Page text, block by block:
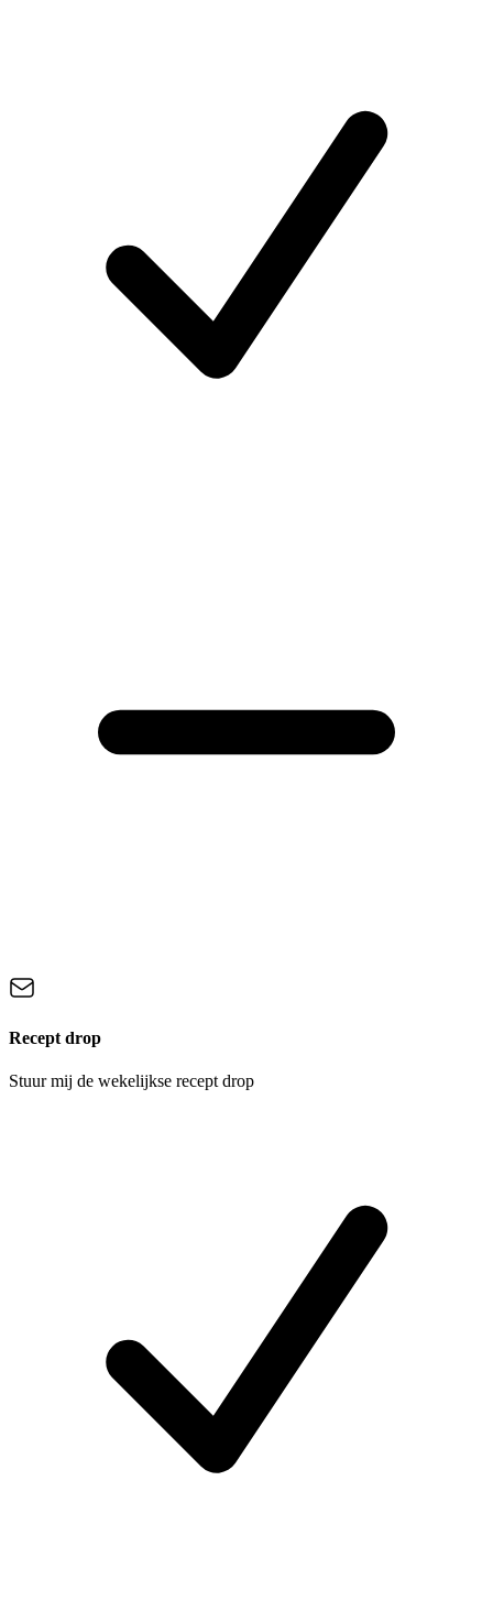
Recept drop
Stuur mij de wekelijkse recept drop